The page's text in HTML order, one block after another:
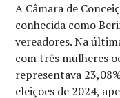
A Câmara de
conhecida como
vereadores. Na
com três mulheres
representava
eleições de 2024,